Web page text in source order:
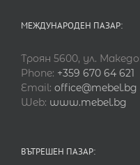
МЕЖДУНАРОДЕН ПАЗАР:
Троян 5600, ул.
Phone: +359 670 64 621
Email: office@mebel.bg
Web: www.mebel.bg
ВЪТРЕШЕН ПАЗАР: